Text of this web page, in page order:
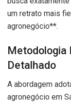
um retrato mais
agronegócio**.
Metodologia
Detalhado
A abordagem
agronegócio em